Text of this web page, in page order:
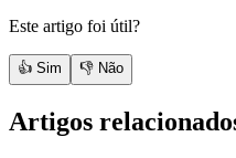
Este artigo foi útil?
👍 Sim 👎 Não
Artigos